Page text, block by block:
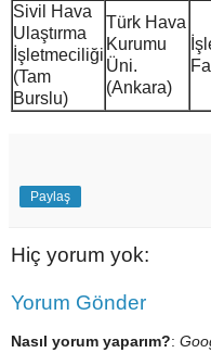
Sivil Hava
Ulaştırma
İşletmeciliği
(Tam
Burslu)
Türk Hava
Kurumu
Üni.
(Ankara)
Paylaş
Hiç yorum yok:
Yorum Gönder
Nasıl yorum yaparım?: